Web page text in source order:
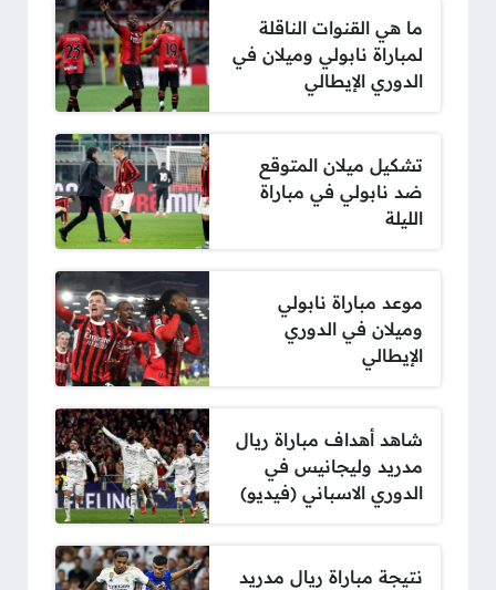
ما هي القنوات الناقلة
لمباراة نابولي وميلان في
الدوري الإيطالي
تشكيل ميلان المتوقع
ضد نابولي في مباراة
الليلة
موعد مباراة نابولي
وميلان في الدوري
الإيطالي
شاهد أهداف مباراة ريال
مدريد وليجانيس في
الدوري الاسباني (فيديو)
نتيجة مباراة ريال مدريد